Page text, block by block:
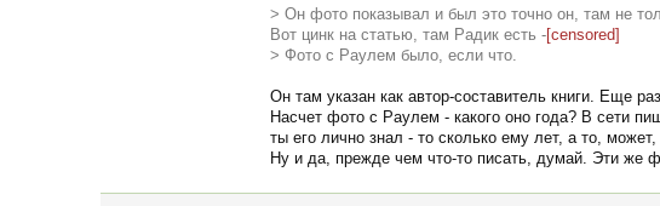
> Он фото показывал и был это точно он, там не
Вот цинк на статью, там Радик есть -[censored]
> Фото с Раулем было, если что.
Он там указан как автор-составитель книги. Еще
Насчет фото с Раулем - какого оно года? В сети
ты его лично знал - то сколько ему лет, а то, может,
Ну и да, прежде чем что-то писать, думай. Эти же